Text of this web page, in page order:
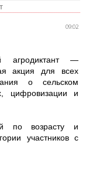
09:02
агродиктант —
акция для всех
о сельском
цифровизации и
по возрасту и
участников с